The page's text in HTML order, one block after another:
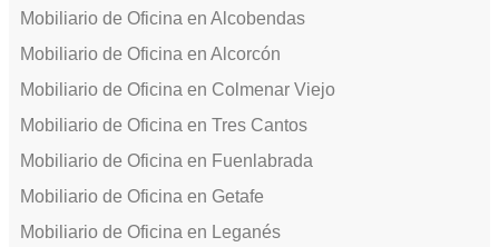
Mobiliario de Oficina en Alcobendas
Mobiliario de Oficina en Alcorcón
Mobiliario de Oficina en Colmenar Viejo
Mobiliario de Oficina en Tres Cantos
Mobiliario de Oficina en Fuenlabrada
Mobiliario de Oficina en Getafe
Mobiliario de Oficina en Leganés